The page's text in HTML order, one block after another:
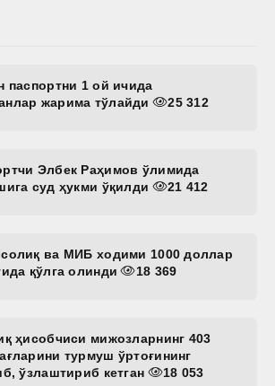
паспортни 1 ой ичида
жарима тўлайди
25 312
Элбек Раҳимов ўлимида
суд ҳукми ўқилди
21 412
ва МИБ ходими 1000 доллар
қўлга олинди
18 369
ҳисобчиси мижозларнинг 403
турмуш ўртоғининг
ўзлаштириб кетган
18 053